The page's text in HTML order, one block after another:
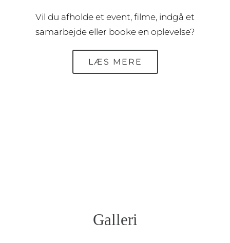
Vil du afholde et event, filme, indgå et
samarbejde eller booke en oplevelse?
LÆS MERE
Galleri